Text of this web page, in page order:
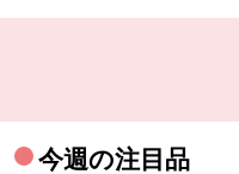
今週の注目品